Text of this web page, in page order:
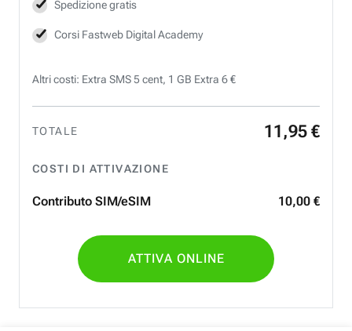
Spedizione gratis
Corsi Fastweb Digital Academy
Altri costi: Extra SMS 5 cent, 1 GB Extra 6 €
TOTALE 11 ,95 €
COSTI DI ATTIVAZIONE
Contributo SIM/eSIM 10,00 €
ATTIVA ONLINE